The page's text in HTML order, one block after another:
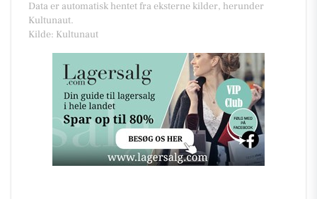
Data er automatisk hentet fra eksterne kilder, herunder
Kultunaut.
Kilde: Kultunaut